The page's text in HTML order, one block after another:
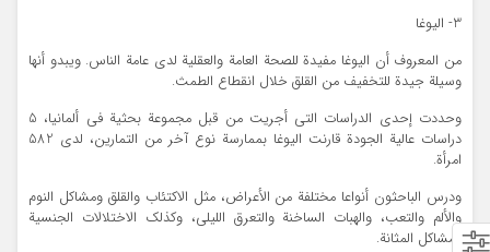
3- اليوغا
من المعروف أن اليوغا مفيدة للصحة العامة والعقلية لدى عامة الناس. ويبدو أنها
وسيلة جيدة للتخفيف من القلق خلال انقطاع الطمث.
وحددت إحدى الدراسات التي أجريت من قبل مجموعة بحثية في ألمانيا، 5
دراسات عالية الجودة قارنت اليوغا بممارسة نوع آخر من التمارين، لدى 582
امرأة.
ودرس الباحثون أنواعا مختلفة من الأعراض، مثل الاكتئاب والقلق ومشاكل النوم
والألم والتعب، والهبات الساخنة والتعرق الليلي، وكذلك الاختلالات الجنسية
ومشاكل المثانة.